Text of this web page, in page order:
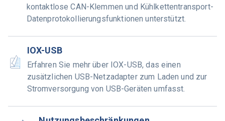
kontaktlose CAN-Klemmen und Kühlkettentransport-
Datenprotokollierungsfunktionen unterstützt.
IOX-USB
Erfahren Sie mehr über IOX-USB, das einen
zusätzlichen USB-Netzadapter zum Laden und zur
Stromversorgung von USB-Geräten umfasst.